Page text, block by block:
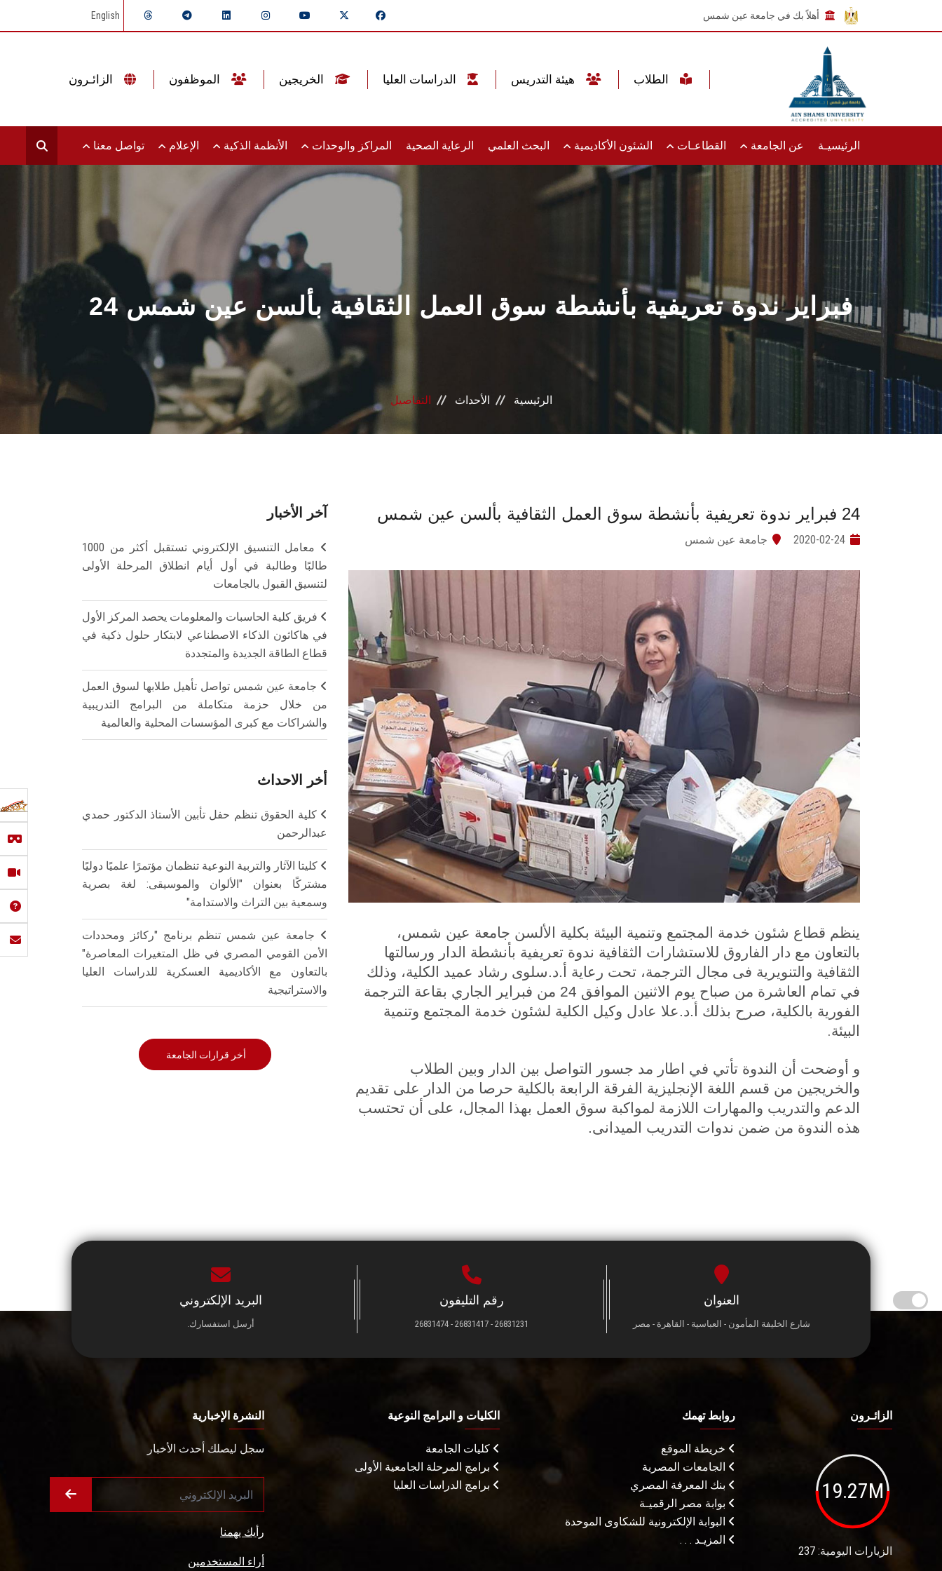
أهلاً بك في جامعة عين شمس English
الرئيسيـة عن الجامعة القطاعـات الشئون الأكاديمية البحث العلمي الرعاية الصحية المراكز والوحدات الأنظمة الذكية الإعلام تواصل معنا
24 فبراير ندوة تعريفية بأنشطة سوق العمل الثقافية بألسن عين شمس
الرئيسية الأحداث التفاصيل
24 فبراير ندوة تعريفية بأنشطة سوق العمل الثقافية بألسن عين شمس
2020-02-24 جامعة عين شمس
ينظم قطاع شئون خدمة المجتمع وتنمية البيئة بكلية الألسن جامعة عين شمس،
بالتعاون مع دار الفاروق للاستشارات الثقافية ندوة تعريفية بأنشطة الدار ورسالتها
الثقافية والتنويرية فى مجال الترجمة، تحت رعاية أ.د.سلوى رشاد عميد الكلية، وذلك
في تمام العاشرة من صباح يوم الاثنين الموافق 24 من فبراير الجاري بقاعة الترجمة
الفورية بالكلية، صرح بذلك أ.د.علا عادل وكيل الكلية لشئون خدمة المجتمع وتنمية
البيئة.
و أوضحت أن الندوة تأتي في اطار مد جسور التواصل بين الدار وبين الطلاب
والخريجين من قسم اللغة الإنجليزية الفرقة الرابعة بالكلية حرصا من الدار على تقديم
الدعم والتدريب والمهارات اللازمة لمواكبة سوق العمل بهذا المجال، على أن تحتسب
هذه الندوة من ضمن ندوات التدريب الميدانى.
آخر الأخبار
معامل التنسيق الإلكتروني تستقبل أكثر من 1000
طالبًا وطالبة في أول أيام انطلاق المرحلة الأولى
لتنسيق القبول بالجامعات
فريق كلية الحاسبات والمعلومات يحصد المركز الأول
في هاكاثون الذكاء الاصطناعي لابتكار حلول ذكية في
قطاع الطاقة الجديدة والمتجددة
جامعة عين شمس تواصل تأهيل طلابها لسوق العمل
من خلال حزمة متكاملة من البرامج التدريبية
والشراكات مع كبرى المؤسسات المحلية والعالمية
أخر الاحداث
كلية الحقوق تنظم حفل تأبين الأستاذ الدكتور حمدي
عبدالرحمن
كليتا الآثار والتربية النوعية تنظمان مؤتمرًا علميًا دوليًا
مشتركًا بعنوان "الألوان والموسيقى: لغة بصرية
وسمعية بين التراث والاستدامة"
جامعة عين شمس تنظم برنامج "ركائز ومحددات
الأمن القومي المصري في ظل المتغيرات المعاصرة"
بالتعاون مع الأكاديمية العسكرية للدراسات العليا
والاستراتيجية
أخر قرارات الجامعة
العنوان
شارع الخليفة المأمون - العباسية - القاهرة - مصر
رقم التليفون
26831231 - 26831417 - 26831474
البريد الإلكتروني
أرسل استفسارك.
الزائـرون
19.27M
الزيارات اليومية: 237
روابط تهمك
خريطة الموقع
الجامعات المصرية
بنك المعرفة المصري
بوابة مصر الرقميـة
البوابة الإلكترونية للشكاوى الموحدة
المزيـد . . .
الكليات و البرامج النوعية
كليات الجامعة
برامج المرحلة الجامعية الأولى
برامج الدراسات العليا
النشرة الإخبارية
سجل ليصلك أحدث الأخبار
رأيك يهمنا
أراء المستخدمين